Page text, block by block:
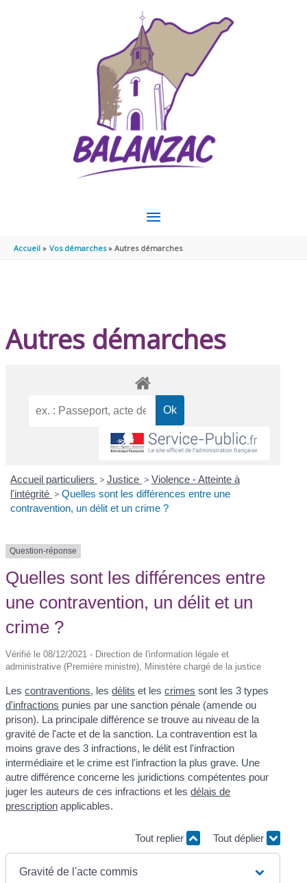
MENU
PRINCIPAL
Accueil Vos démarches Autres démarches
Autres démarches
Accueil particuliers > Justice > Violence - Atteinte à
l'intégrité > Quelles sont les différences entre une
contravention, un délit et un crime ?
Question-réponse
Quelles sont les différences entre
une contravention, un délit et un
crime ?
Vérifié le 08/12/2021 - Direction de l'information légale et
administrative (Première ministre), Ministère chargé de la justice
Lescontraventions, lesdélits et lescrimes sont les 3 types
d'infractions punies par une sanction pénale (amende ou
prison). La principale différence se trouve au niveau de la
gravité de l'acte et de la sanction. La contravention est la
moins grave des 3 infractions, le délit est l'infraction
intermédiaire et le crime est l'infraction la plus grave. Une
autre différence concerne les juridictions compétentes pour
juger les auteurs de ces infractions et lesdélais de
prescription applicables.
Tout replier Tout déplier
Gravité de l'acte commis